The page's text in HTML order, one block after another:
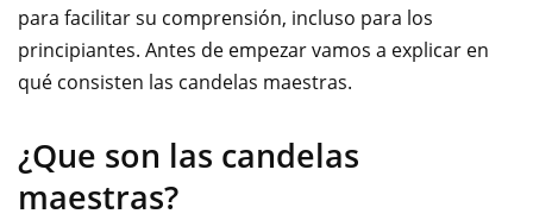
para facilitar su comprensión, incluso para los
principiantes. Antes de empezar vamos a explicar en
qué consisten las candelas maestras.
¿Que son las candelas
maestras?